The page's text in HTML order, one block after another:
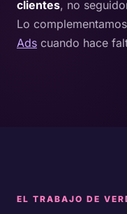
clientes, no
Lo
Ads cuando hace
EL TRABAJO DE